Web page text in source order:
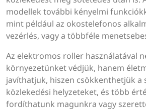
modellek további kényelmi
mint például az okostelefonos
vezérlés, vagy a többféle
Az elektromos roller használatával
környezetünket védjük, hanem
javíthatjuk, hiszen csökkenthetjük a
közlekedési helyzeteket, és több
fordíthatunk magunkra vagy